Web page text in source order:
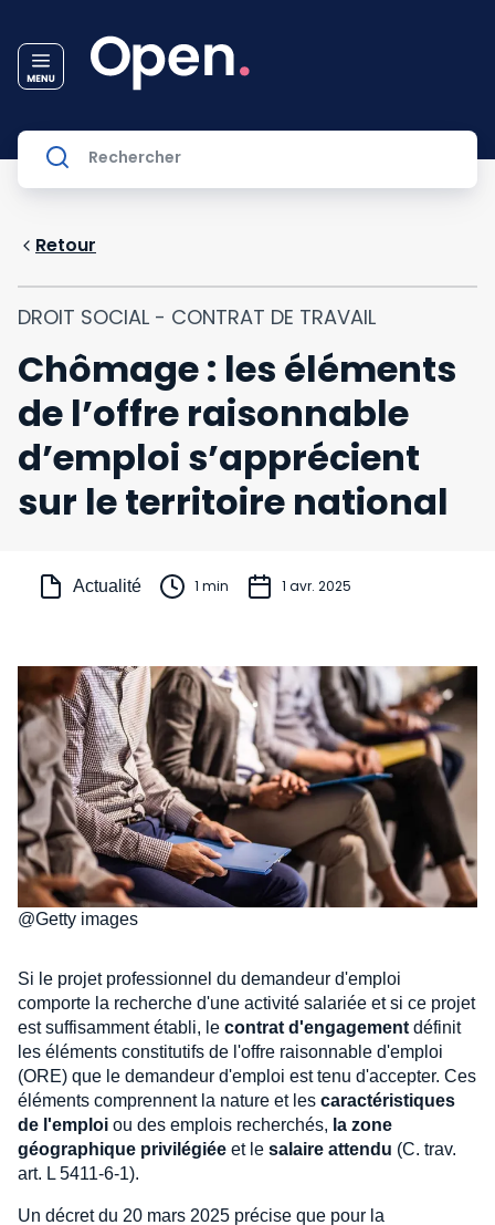
Retour
DROIT SOCIAL - CONTRAT DE TRAVAIL
Chômage : les éléments
de l’offre raisonnable
d’emploi s’apprécient
sur le territoire national
Actualité 1 min 1 avr. 2025
@Getty images
Si le projet professionnel du demandeur d'emploi
comporte la recherche d'une activité salariée et si ce projet
est suffisamment établi, le contrat d'engagement définit
les éléments constitutifs de l'offre raisonnable d'emploi
(ORE) que le demandeur d'emploi est tenu d'accepter. Ces
éléments comprennent la nature et les caractéristiques
de l'emploi ou des emplois recherchés, la zone
géographique privilégiée et le salaire attendu (C. trav.
art. L 5411-6-1).
Un décret du 20 mars 2025 précise que pour la